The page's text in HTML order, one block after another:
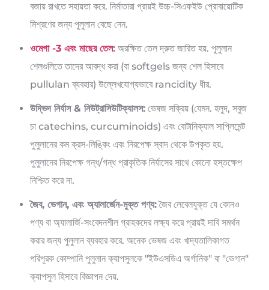
বজায় রাখতে সহায়তা করে. নির্মাতারা প্রায়ই উচ্চ-সিএফইউ প্রোবায়োটিক
মিশ্রণের জন্য পুলুলান বেছে নেন.
ওমেগা -3 এবং মাছের তেল: অরক্ষিত তেল দ্রুত জারিত হয়. পুলুলান
শেলগুলিতে তাদের আবদ্ধ করা (বা softgels জন্য শেল হিসাবে
pullulan ব্যবহার) উল্লেখযোগ্যভাবে rancidity ধীর.
উদ্ভিদ নির্যাস & নিউট্রাসিউটিক্যালস: ভেষজ সক্রিয় (যেমন. হলুদ, সবুজ
চা catechins, curcuminoids) এবং বোটানিক্যাল সাপ্লিমেন্ট
পুলুলানের কম ক্রস-লিঙ্কিং এবং নিরপেক্ষ স্বাদ থেকে উপকৃত হয়.
পুলুলানের নিরপেক্ষ গন্ধ/গন্ধ প্রাকৃতিক নির্যাসের সাথে কোনো হস্তক্ষেপ
নিশ্চিত করে না.
জৈব, ভেগান, এবং অ্যালার্জেন-মুক্ত পণ্য:জৈব লেবেলযুক্ত যে কোনও
পণ্য বা অ্যালার্জি-সংবেদনশীল গ্রাহকদের লক্ষ্য করে প্রায়ই দাবি সমর্থন
করার জন্য পুলুলান ব্যবহার করে. অনেক ভেষজ এবং খাদ্যতালিকাগত
পরিপূরক কোম্পানি পুলুলান ক্যাপসুলকে "ইউএসডিএ অর্গানিক" বা "ভেগান"
ক্যাপসুল হিসাবে বিজ্ঞাপন দেয়.